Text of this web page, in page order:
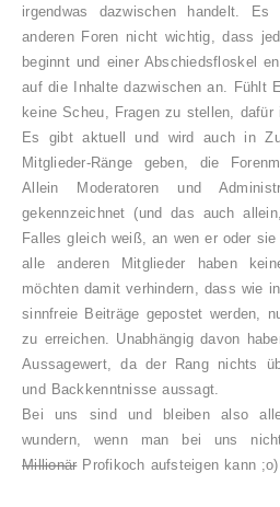
irgendwas dazwischen handelt.
anderen Foren nicht wichtig, dass
beginnt und einer Abschiedsfloskel
auf die Inhalte dazwischen an. Fühlt
keine Scheu, Fragen zu stellen,
Es gibt aktuell und wird auch in
Mitglieder-Ränge geben, die
Allein Moderatoren und
gekennzeichnet (und das auch
Falles gleich weiß, an wen er oder
alle anderen Mitglieder haben
möchten damit verhindern, dass wie
sinnfreie Beiträge gepostet werden,
zu erreichen. Unabhängig davon
Aussagewert, da der Rang nichts
und Backkenntnisse aussagt.
Bei uns sind und bleiben also
wundern, wenn man bei uns
MillionärProfikoch aufsteigen kann ;o)